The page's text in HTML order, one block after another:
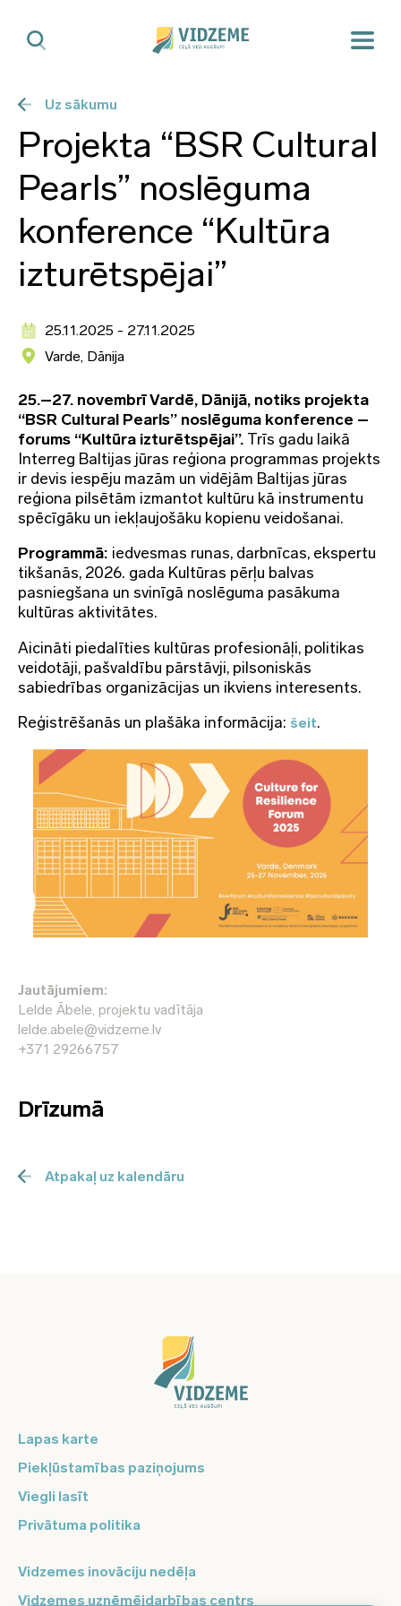
Uz sākumu
Projekta “BSR Cultural
Pearls” noslēguma
konference “Kultūra
izturētspējai”
25.11.2025 - 27.11.2025
Varde, Dānija
25.–27. novembrī Vardē, Dānijā, notiks projekta
“BSR Cultural Pearls” noslēguma konference –
forums “Kultūra izturētspējai”. Trīs gadu laikā
Interreg Baltijas jūras reģiona programmas projekts
ir devis iespēju mazām un vidējām Baltijas jūras
reģiona pilsētām izmantot kultūru kā instrumentu
spēcīgāku un iekļaujošāku kopienu veidošanai.
Programmā: iedvesmas runas, darbnīcas, ekspertu
tikšanās, 2026. gada Kultūras pērļu balvas
pasniegšana un svinīgā noslēguma pasākuma
kultūras aktivitātes.
Aicināti piedalīties kultūras profesionāļi, politikas
veidotāji, pašvaldību pārstāvji, pilsoniskās
sabiedrības organizācijas un ikviens interesents.
Reģistrēšanās un plašāka informācija: šeit.
Jautājumiem:
Lelde Ābele, projektu vadītāja
lelde.abele@vidzeme.lv
+371 29266757
Drīzumā
Atpakaļ uz kalendāru
Lapas karte
Piekļūstamības paziņojums
Viegli lasīt
Privātuma politika
Vidzemes inovāciju nedēļa
Vidzemes uzņēmējdarbības centrs